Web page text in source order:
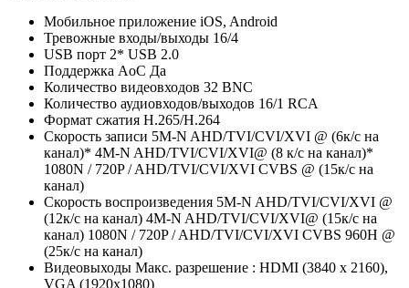
Мобильное приложение iOS, Android
Тревожные входы/выходы 16/4
USB порт 2* USB 2.0
Поддержка AoC Да
Количество видеовходов 32 BNC
Количество аудиовходов/выходов 16/1 RCA
Формат сжатия H.265/H.264
Скорость записи 5M-N AHD/TVI/CVI/XVI @ (6к/с на
канал)* 4M-N AHD/TVI/CVI/XVI@ (8 к/с на канал)*
1080N / 720P / AHD/TVI/CVI/XVI CVBS @ (15к/с на
канал)
Скорость воспроизведения 5M-N AHD/TVI/CVI/XVI @
(12к/с на канал) 4M-N AHD/TVI/CVI/XVI@ (15к/с на
канал) 1080N / 720P / AHD/TVI/CVI/XVI CVBS 960Н @
(25к/с на канал)
Видеовыходы Макс. разрешение : HDMI (3840 x 2160),
VGA (1920х1080)